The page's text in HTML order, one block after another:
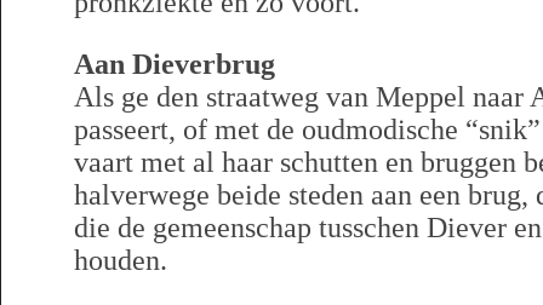
Aan Dieverbrug
Als ge den straatweg van Meppel naar
passeert, of met de oudmodische
vaart met al haar schutten en bruggen
halverwege beide steden aan een
die de gemeenschap tusschen Diever
houden.